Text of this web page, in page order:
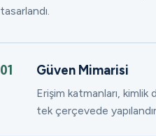
tasarlandı.
01 Güven Mimarisi
Erişim katmanları,
tek çerçevede